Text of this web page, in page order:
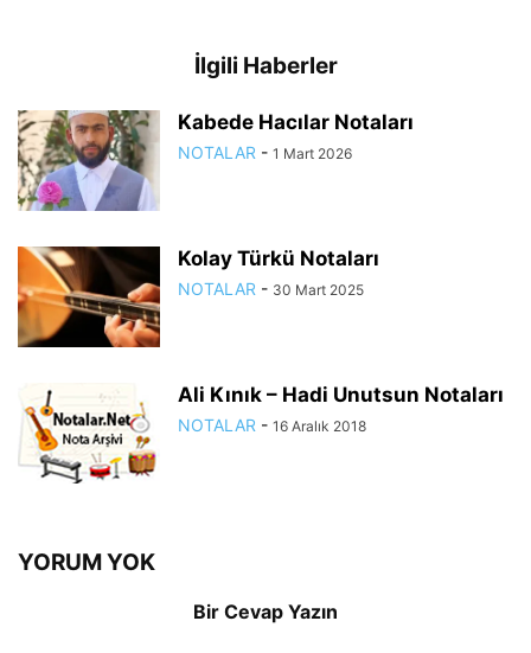
İlgili Haberler
Kabede Hacılar Notaları
NOTALAR - 1 Mart 2026
Kolay Türkü Notaları
NOTALAR - 30 Mart 2025
Ali Kınık – Hadi Unutsun Notaları
NOTALAR - 16 Aralık 2018
YORUM YOK
Bir Cevap Yazın